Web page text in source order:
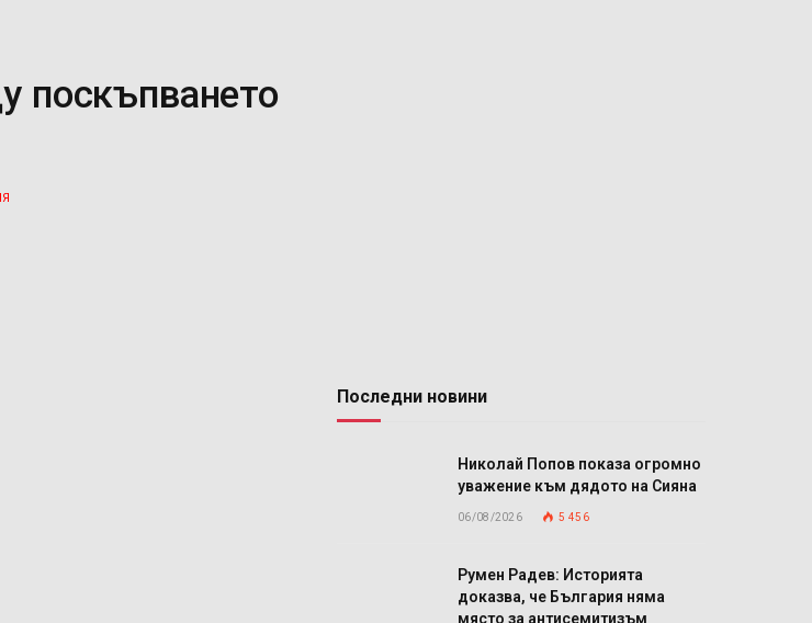
поскъпването
Последни новини
Николай Попов показа огромно
уважение към дядото на Сияна
06/08/2026 5 456
Румен Радев: Историята
доказва, че България няма
място за антисемитизъм